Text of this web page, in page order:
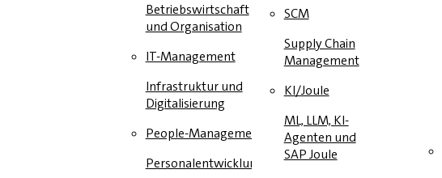
Betriebswirtschaft
und Organisation
IT-Management
Infrastruktur und
Digitalisierung
People-Management
Personalentwicklung
SCM
Supply Chain
Management
KI/Joule
ML, LLM, KI-
Agenten und
SAP Joule